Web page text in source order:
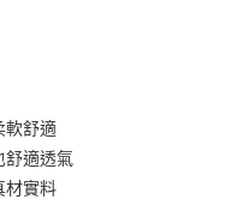
彰化商業銀行
台北富邦商業銀行
兆豐國際商業銀行
軟舒適
舒適透氣
材實料